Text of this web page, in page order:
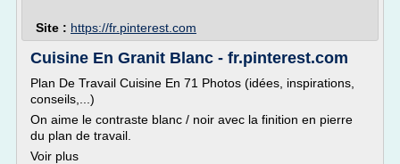
Site : https://fr.pinterest.com
Cuisine En Granit Blanc - fr.pinterest.com
Plan De Travail Cuisine En 71 Photos (idées, inspirations,
conseils,...)
On aime le contraste blanc / noir avec la finition en pierre
du plan de travail.
Voir plus